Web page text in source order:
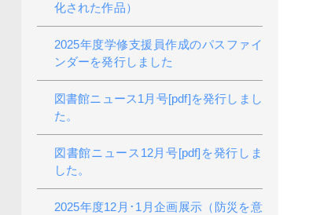
化された作品）
2025年度学修支援員作成のパスファイ
ンダーを発行しました
図書館ニュース1月号[pdf]を発行しまし
た。
図書館ニュース12月号[pdf]を発行しま
した。
2025年度12月･1月企画展示（防災を意